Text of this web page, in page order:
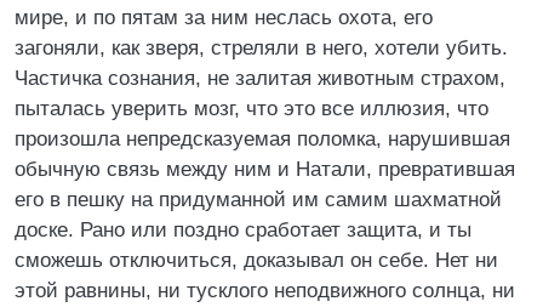
мире, и по пятам за ним неслась охота, его
загоняли, как зверя, стреляли в него, хотели убить.
Частичка сознания, не залитая животным страхом,
пыталась уверить мозг, что это все иллюзия, что
произошла непредсказуемая поломка, нарушившая
обычную связь между ним и Натали, превратившая
его в пешку на придуманной им самим шахматной
доске. Рано или поздно сработает защита, и ты
сможешь отключиться, доказывал он себе. Нет ни
этой равнины, ни тусклого неподвижного солнца, ни